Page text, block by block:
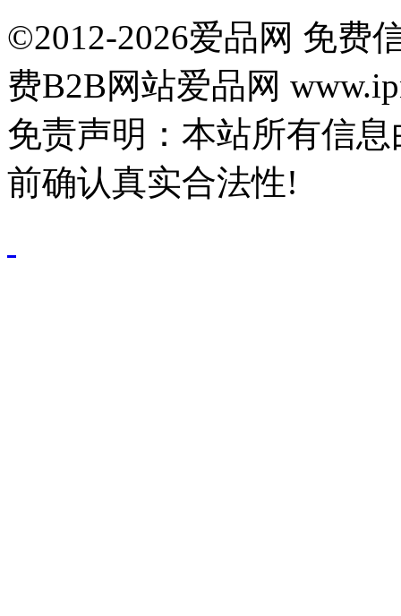
©2012-2026爱品网 免费
费B2B网站爱品网
免责声明：本站所有信
前确认真实合法性!